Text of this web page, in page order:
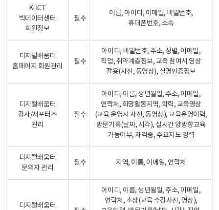
K-ICT
빅데이터센터
회원정보
필수
이름, 아이디, 이메일, 비밀번호,
휴대폰번호, 소속
디지털배움터
홈페이지 회원관리
필수
아이디, 비밀번호, 주소, 성별, 이메일,
직업, 취약계층정보, 교육 참여시 영상
촬용(사진, 동영상), 실명인증정보
디지털배움터
강사/서포터즈
관리
필수
아이디, 이름, 생년월일, 주소, 이메일,
연락처, 희망활동지역, 학력, 교육영상
(교육 운영시 사진, 동영상), 교육운영이력,
방문기록(날짜, 시각), 실시간 양방향교육
가능여부, 자격증, 주요지도 경력
디지털배움터
문의자 관리
필수 지역, 이름, 이메일, 연락처
디지털배움터
아이디, 이름, 생년월일, 주소, 이메일,
연락처, 초상(교육 수강사진, 영상),